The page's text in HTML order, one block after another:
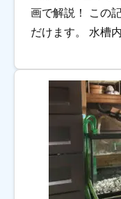
画で解説！ この
だけます。 水槽
ています。 トロ